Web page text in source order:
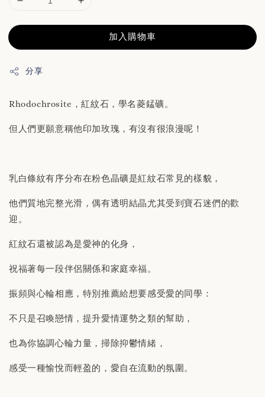
加入購物車
分享
Rhodochrosite，紅紋石，學名菱錳礦。
但人們更願意稱他印加玫瑰，有沒有很浪漫呢！
乳白條紋有序分布在粉色晶礦是紅紋石常見的樣貌，
他們質地完整光滑，偶有透明結晶尤其受到寶石迷們的歡
迎。
紅紋石還被認為是愛神的化身，
祝福著每一段伴侶關係和家庭幸福。
振頻與心輪相應，特別推薦給想要感受愛的同學：
不只是召喚戀情，提升愛情運勢之類的幫助，
也為你協調心輪力量，掃除抑鬱情緒，
感受一種愉悅而輕盈的，愛自在流動的氛圍。